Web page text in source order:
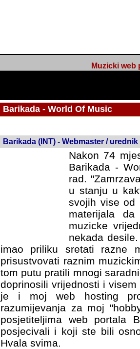
Muzicki web
Barikada - World Of Music
Barikada (INT) - Webmaster / urednik
Nakon 74
Barikada -
rad.
u stanju u
svojih vise od
materijala
muzicke
nekada
imao priliku sretati razne
prisustvovati raznim
tom putu pratili mnogi
doprinosili vrijednosti i
je i moj web hosting
razumijevanja za moj
posjetiteljima web portala
posjecivali i koji ste bili
Hvala svima.